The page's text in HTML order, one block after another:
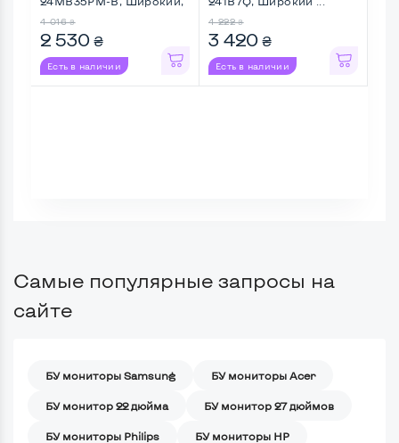
4 016 ₴
2 530 ₴
Есть в наличии
4 222 ₴
3 420 ₴
Есть в наличии
Самые популярные запросы на
сайте
БУ мониторы Samsung БУ мониторы Acer
БУ монитор 22 дюйма БУ монитор 27 дюймов
БУ мониторы Philips БУ мониторы HP